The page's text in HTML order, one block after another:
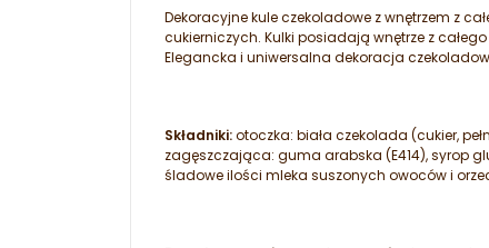
Dekoracyjne kule czekoladowe z wnętrzem z
cukierniczych. Kulki posiadają wnętrze z
Elegancka i uniwersalna dekoracja
Składniki:otoczka: biała czekolada (cukier,
zagęszczająca: guma arabska (E414), syrop
śladowe ilości mleka suszonych owoców i